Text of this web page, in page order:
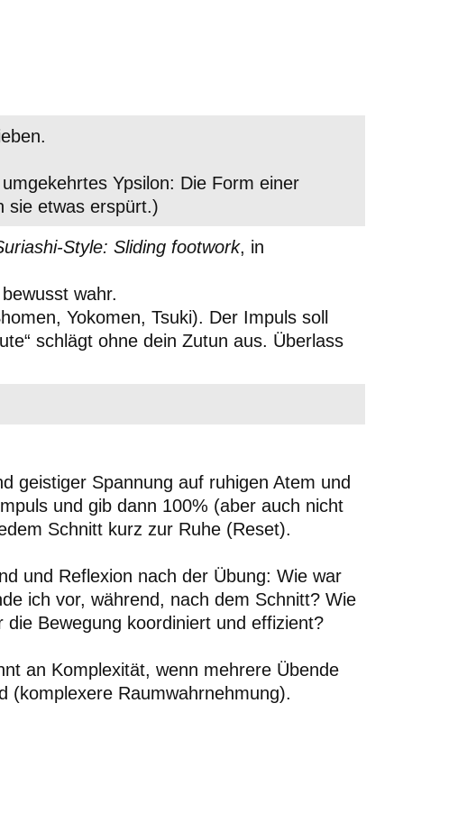
Ypsilon: Die Form einer
sie etwas erspürt.)
Style: Sliding footwork, in
wahr.
Yokomen, Tsuki). Der Impuls soll
schlägt ohne dein Zutun aus. Überlass
geistiger Spannung auf ruhigen Atem und
und gib dann 100% (aber auch nicht
Schnitt kurz zur Ruhe (Reset).
und Reflexion nach der Übung: Wie war
ich vor, während, nach dem Schnitt? Wie
Bewegung koordiniert und effizient?
an Komplexität, wenn mehrere Übende
(komplexere Raumwahrnehmung).